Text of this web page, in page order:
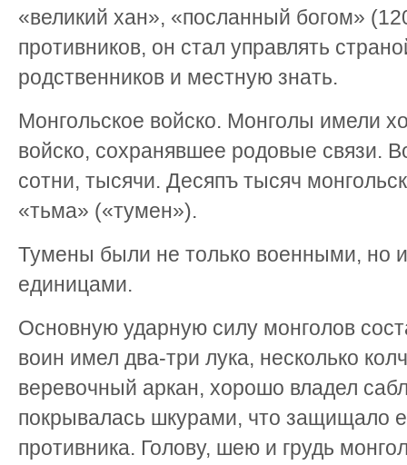
«великий хан», «посланный богом»
противников, он стал управлять
родственников и местную знать.
Монгольское войско. Монголы имели
войско, сохранявшее родовые связи.
сотни, тысячи. Десяпъ тысяч
«тьма» («тумен»).
Тумены были не только военными, но
единицами.
Основную ударную силу монголов
воин имел два-три лука, несколько
веревочный аркан, хорошо владел
покрывалась шкурами, что защищало
противника. Голову, шею и грудь